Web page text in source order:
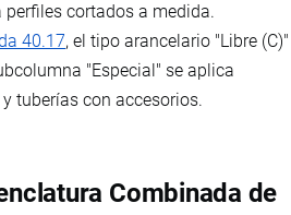
cortados a medida.
40.17, el tipo arancelario "Libre (C)"
"Especial" se aplica
tuberías con accesorios.
Combinada de